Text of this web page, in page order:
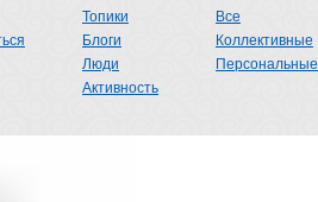
Топики
Блоги
Люди
Активность
Все
Коллективные
Персональные